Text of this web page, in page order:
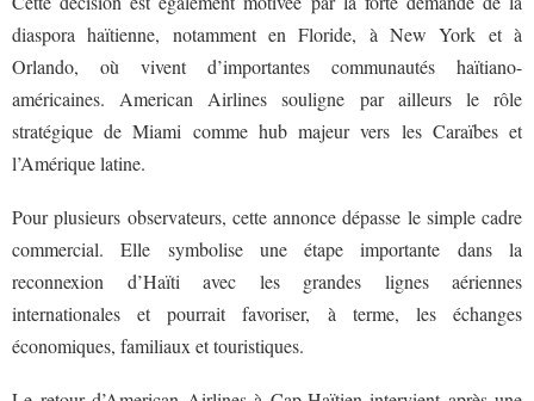
diaspora haïtienne, notamment en Floride, à New York et à
Orlando, où vivent d’importantes communautés haïtiano-
américaines. American Airlines souligne par ailleurs le rôle
stratégique de Miami comme hub majeur vers les Caraïbes et
l’Amérique latine.
Pour plusieurs observateurs, cette annonce dépasse le simple cadre
commercial. Elle symbolise une étape importante dans la
reconnexion d’Haïti avec les grandes lignes aériennes
internationales et pourrait favoriser, à terme, les échanges
économiques, familiaux et touristiques.